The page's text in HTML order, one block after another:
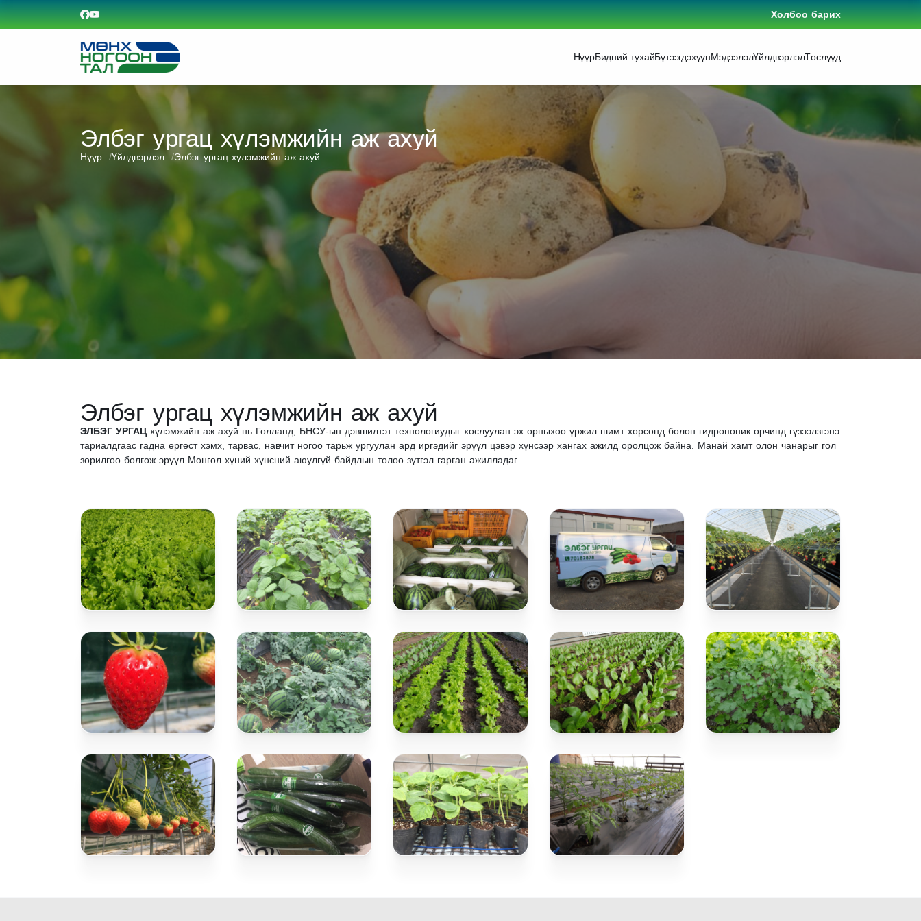
Холбоо барих
НүүрБидний тухайБүтээгдэхүүнМэдээлэлҮйлдвэрлэлТөслүүд
Элбэг ургац хүлэмжийн аж ахуй
Нүүр Үйлдвэрлэл Элбэг ургац хүлэмжийн аж ахуй
Элбэг ургац хүлэмжийн аж ахуй
ЭЛБЭГ УРГАЦ хүлэмжийн аж ахуй нь Голланд, БНСУ-ын дэвшилтэт технологиудыг хослуулан эх орныхоо үржил шимт хөрсөнд болон гидропоник орчинд гүзээлзгэнэ
тариалдгаас гадна өргөст хэмх, тарвас, навчит ногоо тарьж ургуулан ард иргэдийг эрүүл цэвэр хүнсээр хангах ажилд оролцож байна. Манай хамт олон чанарыг гол
зорилгоо болгож эрүүл Монгол хүний хүнсний аюулгүй байдлын төлөө зүтгэл гарган ажилладаг.